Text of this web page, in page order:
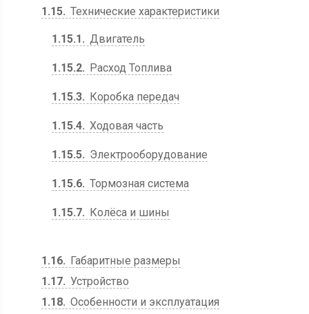
1.15 Технические характеристики
1.15.1 Двигатель
1.15.2 Расход Топлива
1.15.3 Коробка передач
1.15.4 Ходовая часть
1.15.5 Электрооборудование
1.15.6 Тормозная система
1.15.7 Колёса и шины
1.16
Габаритные размеры
1.17 Устройство
1.18 Особенности и эксплуатация